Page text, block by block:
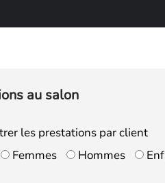
au salon
les prestations par client
Femmes Hommes